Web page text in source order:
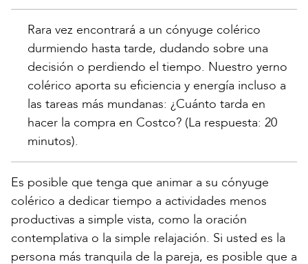
Rara vez encontrará a un cónyuge colérico
durmiendo hasta tarde, dudando sobre una
decisión o perdiendo el tiempo. Nuestro yerno
colérico aporta su eficiencia y energía incluso a
las tareas más mundanas: ¿Cuánto tarda en
hacer la compra en Costco? (La respuesta: 20
minutos).
Es posible que tenga que animar a su cónyuge
colérico a dedicar tiempo a actividades menos
productivas a simple vista, como la oración
contemplativa o la simple relajación. Si usted es la
persona más tranquila de la pareja, es posible que a